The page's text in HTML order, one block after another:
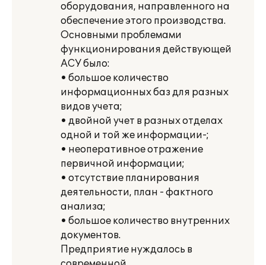
оборудования, направленного на
обеспечение этого производства.
Основными проблемами
функционирования действующей
АСУ было:
• большое количество
информационных баз для разных
видов учета;
• двойной учет в разных отделах
одной и той же информации-;
• неоперативное отражение
первичной информации;
• отсутствие планирования
деятельности, план - фактного
анализа;
• большое количество внутренних
документов.
Предприятие нуждалось в